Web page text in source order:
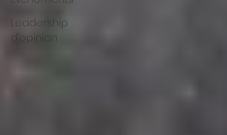
Leadership
d’opinion